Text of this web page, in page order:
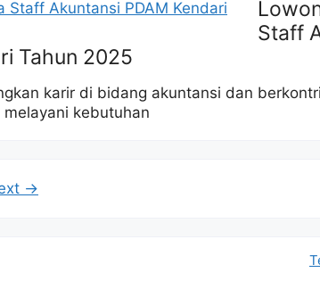
Staff
Tahun 2025
karir di bidang akuntansi dan
kebutuhan
→